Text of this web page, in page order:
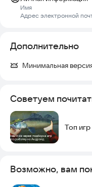
Имя
Адрес электронной
Дополнительно
Минимальная
Советуем
Топ
Возможно, вам